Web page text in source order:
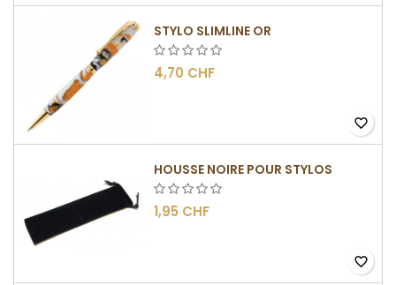
STYLO SLIMLINE OR
4,70 CHF
favorite_border
HOUSSE NOIRE POUR STYLOS
1,95 CHF
favorite_border